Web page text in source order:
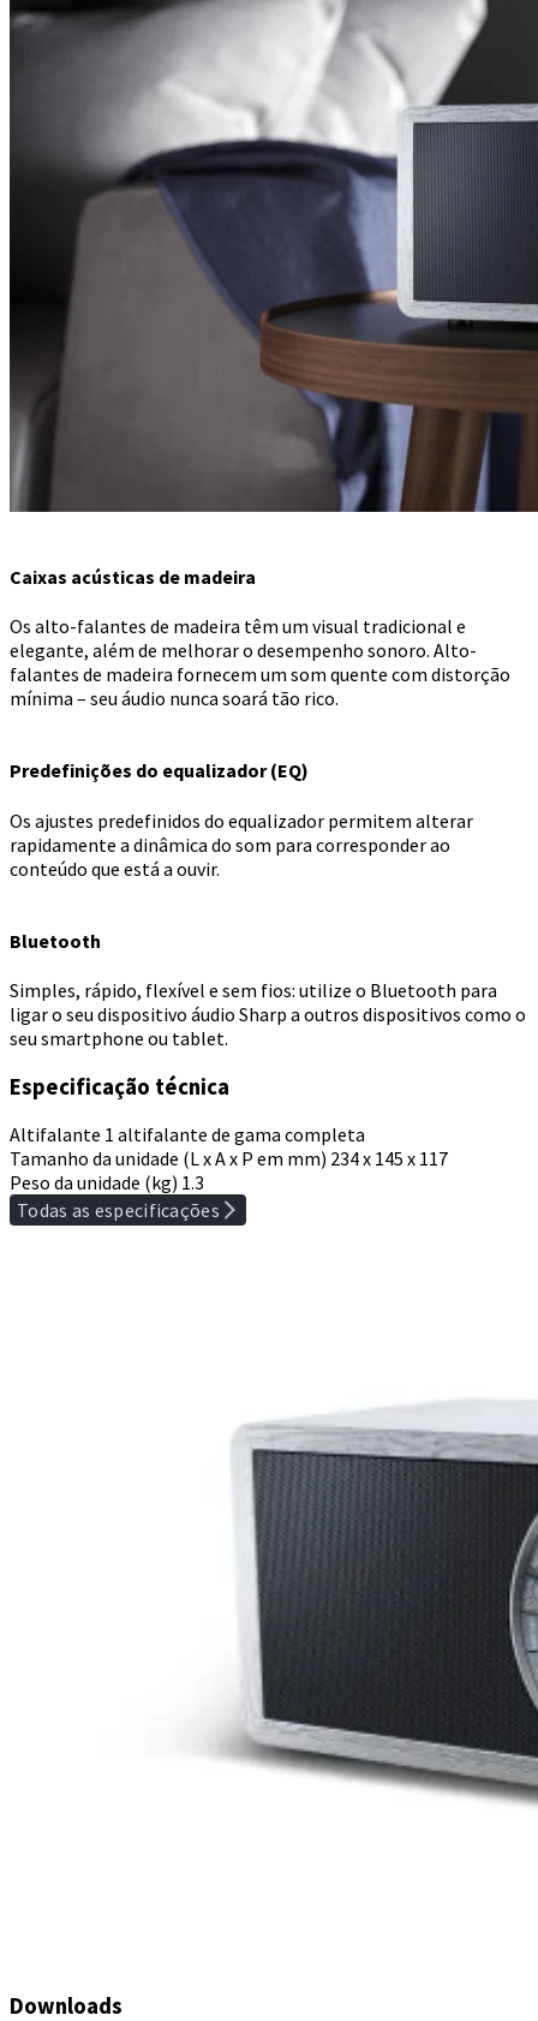
Caixas acústicas de madeira
Os alto-falantes de madeira têm um visual tradicional e
elegante, além de melhorar o desempenho sonoro. Alto-
falantes de madeira fornecem um som quente com distorção
mínima – seu áudio nunca soará tão rico.
Predefinições do equalizador (EQ)
Os ajustes predefinidos do equalizador permitem alterar
rapidamente a dinâmica do som para corresponder ao
conteúdo que está a ouvir.
Bluetooth
Simples, rápido, flexível e sem fios: utilize o Bluetooth para
ligar o seu dispositivo áudio Sharp a outros dispositivos como o
seu smartphone ou tablet.
Especificação técnica
Altifalante 1 altifalante de gama completa
Tamanho da unidade (L x A x P em mm) 234 x 145 x 117
Peso da unidade (kg) 1.3
Todas as especificações
Downloads